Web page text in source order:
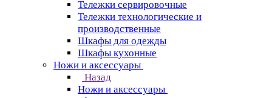
Тележки сервировочные
Тележки технологические и
производственные
Шкафы для одежды
Шкафы кухонные
Ножи и аксессуары
Назад
Ножи и аксессуары